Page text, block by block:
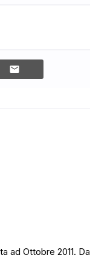
ad Ottobre 2011. Da